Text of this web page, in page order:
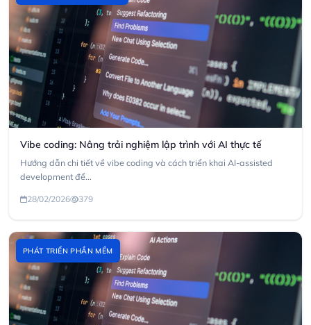
Vibe coding: Nâng trải nghiệm lập trình với AI thực tế
Hướng dẫn chi tiết về vibe coding và cách triển khai AI-assisted
development để...
28/02/2026 379
PHÁT TRIỂN PHẦN MỀM